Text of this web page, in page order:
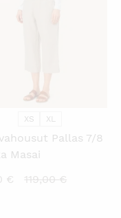
XS XL
Pallas 7/8
Masai
€
Nykyinen
119,00€